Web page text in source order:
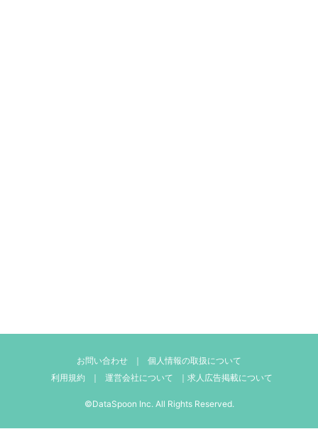
お問い合わせ ｜
個人情報の取扱について
利用規約
｜ 運営会社について ｜ 求人広告掲載について
©DataSpoon Inc. All Rights Reserved.